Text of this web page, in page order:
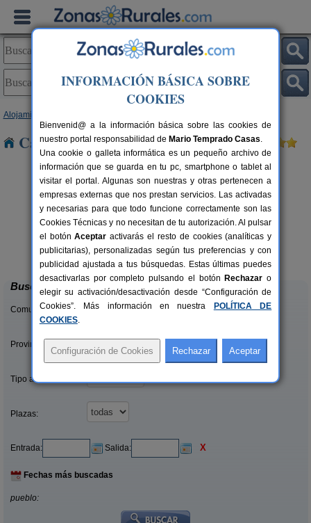
Alojamientos
Casas Rurales cerca de Alconera
2-8 pers.
desde26 €
Casa En El Pantano de Orellana
Orellana de La Sierra (Badajoz)
Buscar
Comunidades:
Provincias/Islas:
Tipo alquiler:
Plazas:
Entrada: Salida: X
Fechas más buscadas
pueblo:
INFORMACIÓN BÁSICA SOBRE
COOKIES
Bienvenid@ a la información básica sobre las cookies de
nuestro portal responsabilidad de Mario Temprado Casas.
Una cookie o galleta informática es un pequeño archivo de
información que se guarda en tu pc, smartphone o tablet al
visitar el portal. Algunas son nuestras y otras pertenecen a
empresas externas que nos prestan servicios. Las activadas
y necesarias para que todo funcione correctamente son las
Cookies Técnicas y no necesitan de tu autorización. Al pulsar
el botónAceptar activarás el resto de cookies (analíticas y
publicitarias), personalizadas según tus preferencias y con
publicidad ajustada a tus búsquedas. Estas últimas puedes
desactivarlas por completo pulsando el botón Rechazar o
elegir su activación/desactivación desde “Configuración de
Cookies”. Más información en nuestra
POLÍTICA DE
COOKIES.